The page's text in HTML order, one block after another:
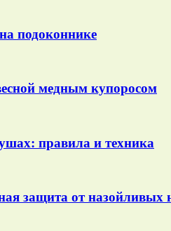
подоконнике
медным купоросом
правила и техника
защита от назойливых